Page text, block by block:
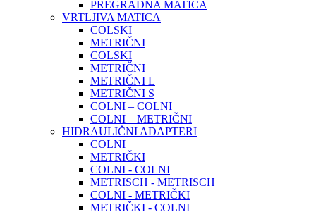
PREGRADNA MATICA
VRTLJIVA MATICA
COLSKI
METRIČNI
COLSKI
METRIČNI
METRIČNI L
METRIČNI S
COLNI – COLNI
COLNI – METRIČNI
HIDRAULIČNI ADAPTERI
COLNI
METRIČKI
COLNI - COLNI
METRISCH - METRISCH
COLNI - METRIČKI
METRIČKI - COLNI